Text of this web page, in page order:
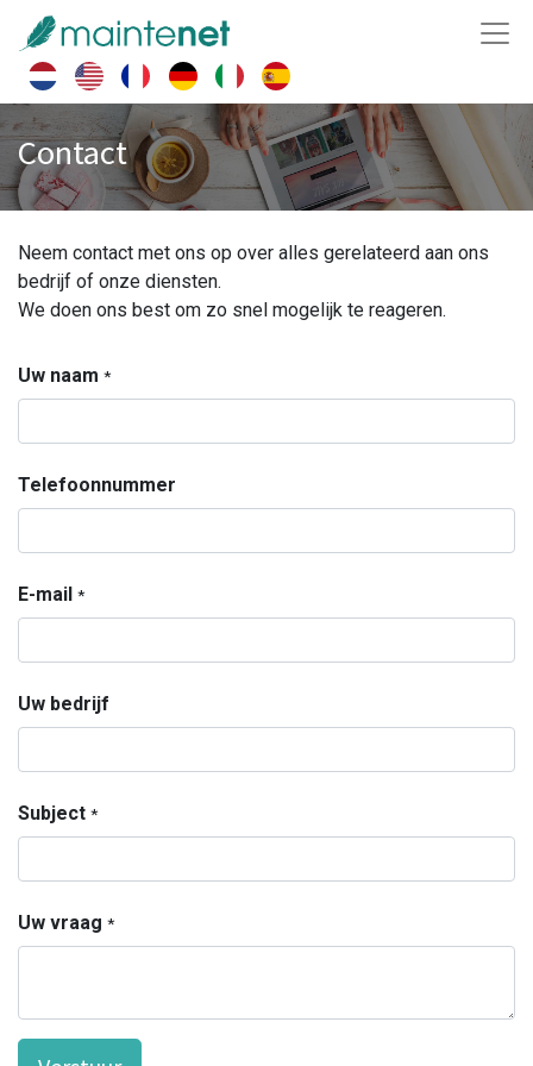
Contact
Neem contact met ons op over alles gerelateerd aan ons
bedrijf of onze diensten.
We doen ons best om zo snel mogelijk te reageren.
Uw naam *
Telefoonnummer
E-mail *
Uw bedrijf
Subject *
Uw vraag *